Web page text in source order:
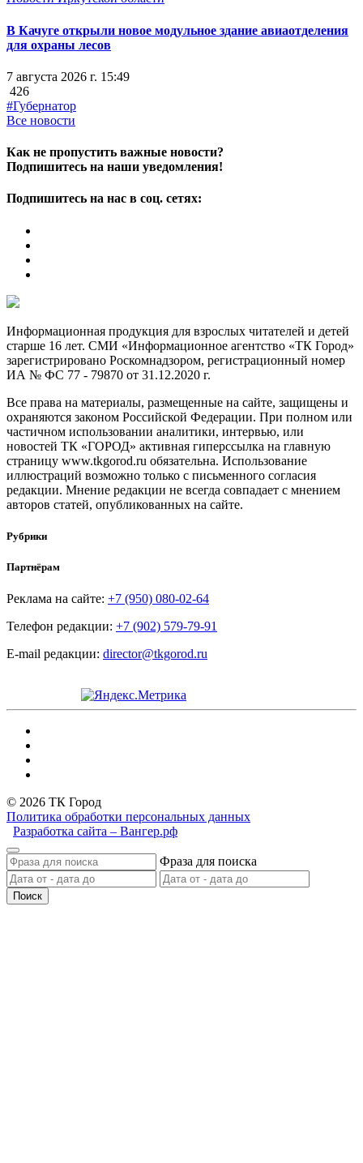
В Качуге открыли новое модульное здание авиаотделения
для охраны лесов
7 августа 2026 г. 15:49
426
#Губернатор
Все новости
Как не пропустить важные новости?
Подпишитесь на наши уведомления!
Подпишитесь на нас в соц. сетях:
Информационная продукция для взрослых читателей и детей
старше 16 лет. СМИ «Информационное агентство «ТК Город»
зарегистрировано Роскомнадзором, регистрационный номер
ИА № ФС 77 - 79870 от 31.12.2020 г.
Все права на материалы, размещенные на сайте, защищены и
охраняются законом Российской Федерации. При полном или
частичном использовании аналитики, интервью, или
новостей ТК «ГОРОД» активная гиперссылка на главную
страницу www.tkgorod.ru обязательна. Использование
иллюстраций возможно только с письменного согласия
редакции. Мнение редакции не всегда совпадает с мнением
авторов статей, опубликованных на сайте.
Рубрики
Партнёрам
Реклама на сайте: +7 (950) 080-02-64
Телефон редакции: +7 (902) 579-79-91
E-mail редакции: director@tkgorod.ru
© 2026 ТК Город
Политика обработки персональных данных
Разработка сайта – Вангер.рф
Фраза для поиска
Поиск